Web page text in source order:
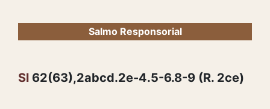
Salmo Responsorial
Sl 62(63),2abcd.2e-4.5-6.8-9 (R. 2ce)